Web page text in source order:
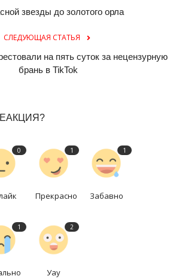
звезды до золотого орла
СЛЕДУЮЩАЯ СТАТЬЯ
на пять суток за нецензурную
брань в TikTok
0 1
Прекрасно
1
Забавно
1 2
Уау